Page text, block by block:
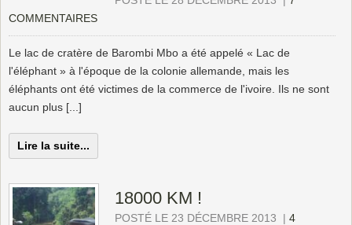
COMMENTAIRES
Le lac de cratère de Barombi Mbo a été appelé « Lac de
l'éléphant » à l'époque de la colonie allemande, mais les
éléphants ont été victimes de la commerce de l'ivoire. Ils ne sont
aucun plus [...]
Lire la suite...
18000 KM !
POSTÉ LE 23 DÉCEMBRE 2013 | 4